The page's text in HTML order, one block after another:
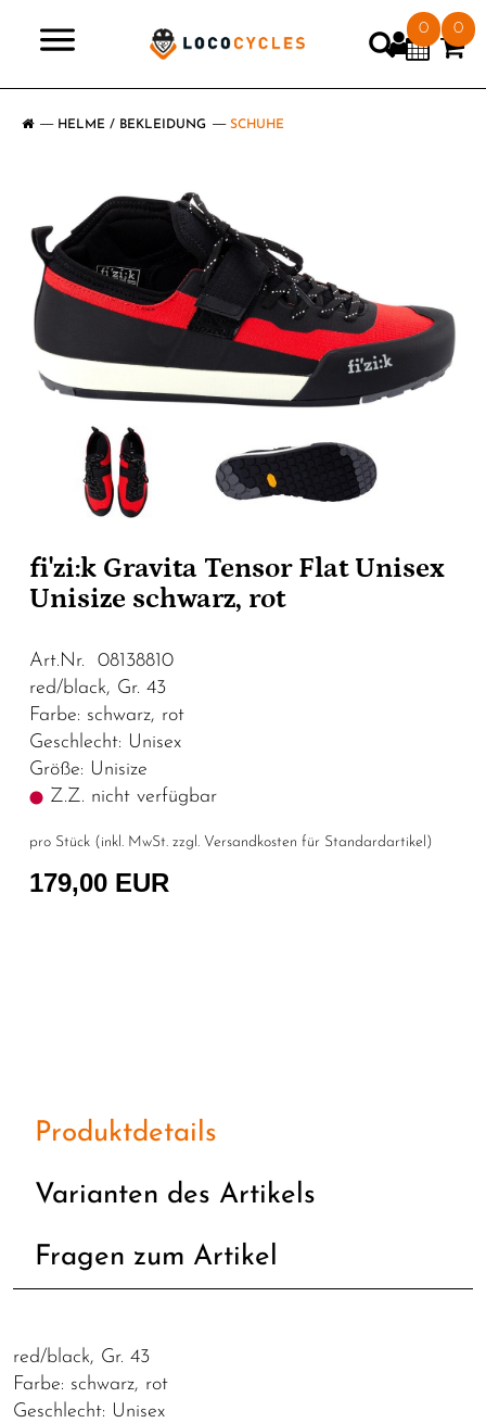
0 0
HELME / BEKLEIDUNG SCHUHE
fi'zi:k Gravita Tensor Flat Unisex
Unisize schwarz, rot
Art.Nr. 08138810
red/black, Gr. 43
Farbe: schwarz, rot
Geschlecht: Unisex
Größe: Unisize
Z.Z. nicht verfügbar
pro Stück (inkl. MwSt. zzgl. Versandkosten für Standardartikel )
179,00 EUR
Produktdetails
Varianten des Artikels
Fragen zum Artikel
red/black, Gr. 43
Farbe: schwarz, rot
Geschlecht: Unisex